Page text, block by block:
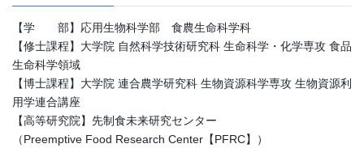
【学 部】応用生物科学部 食農生命科学科
【修士課程】大学院 自然科学技術研究科 生命科学・化学専攻 食品
生命科学領域
【博士課程】大学院 連合農学研究科 生物資源科学専攻 生物資源利
用学連合講座
【高等研究院】先制食未来研究センター
（Preemptive Food Research Center【PFRC】）